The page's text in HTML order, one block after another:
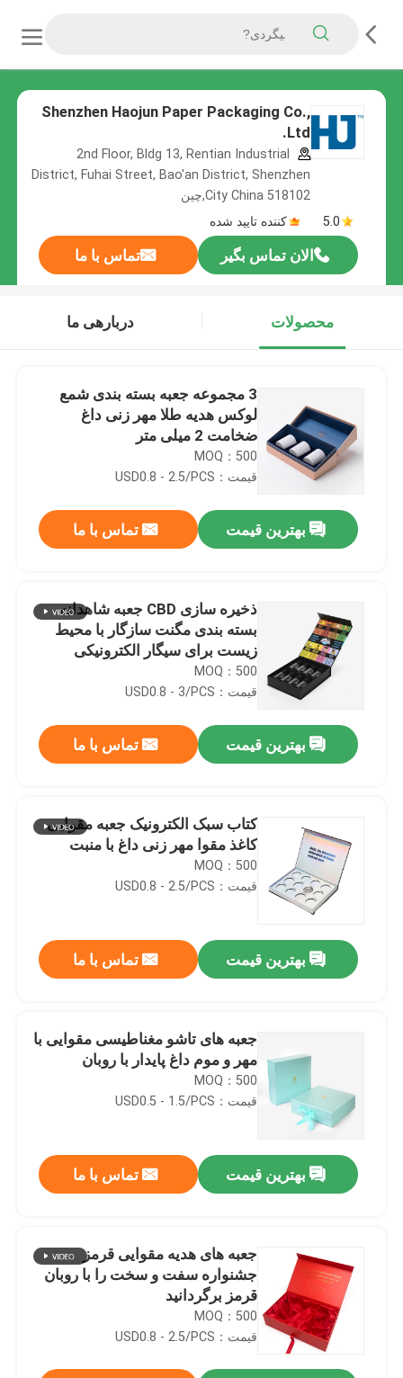
Shenzhen Haojun Paper Packaging Co.,
Ltd.
2nd Floor, Bldg 13, Rentian Industrial
District, Fuhai Street, Bao'an District, Shenzhen
City China 518102,چین
5.0
کننده تایید شده
الان تماس بگیر تماس با ما
محصولات دربارهی ما
3 مجموعه جعبه بسته بندی شمع
لوکس هدیه طلا مهر زنی داغ
ضخامت 2 میلی متر
MOQ：500
قیمت：USD0.8 - 2.5/PCS
بهترین قیمت تماس با ما
ذخیره سازی CBD جعبه شاهدانه
بسته بندی مگنت سازگار با محیط
زیست برای سیگار الکترونیکی
MOQ：500
قیمت：USD0.8 - 3/PCS
بهترین قیمت تماس با ما
کتاب سبک الکترونیک جعبه مقوایی
کاغذ مقوا مهر زنی داغ با منبت
MOQ：500
قیمت：USD0.8 - 2.5/PCS
بهترین قیمت تماس با ما
جعبه های تاشو مغناطیسی مقوایی با
مهر و موم داغ پایدار با روبان
MOQ：500
قیمت：USD0.5 - 1.5/PCS
بهترین قیمت تماس با ما
جعبه های هدیه مقوایی قرمز
جشنواره سفت و سخت را با روبان
قرمز برگردانید
MOQ：500
قیمت：USD0.8 - 2.5/PCS